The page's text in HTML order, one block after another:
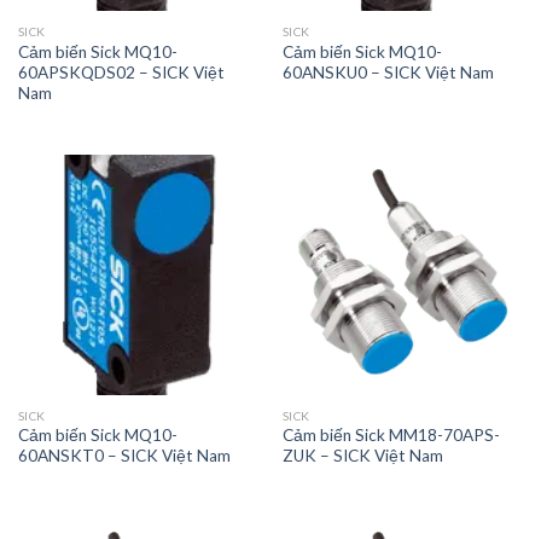
SICK
Cảm biến Sick MQ10-
60APSKQDS02 – SICK Việt
Nam
SICK
Cảm biến Sick MQ10-
60ANSKU0 – SICK Việt Nam
SICK
Cảm biến Sick MQ10-
60ANSKT0 – SICK Việt Nam
SICK
Cảm biến Sick MM18-70APS-
ZUK – SICK Việt Nam